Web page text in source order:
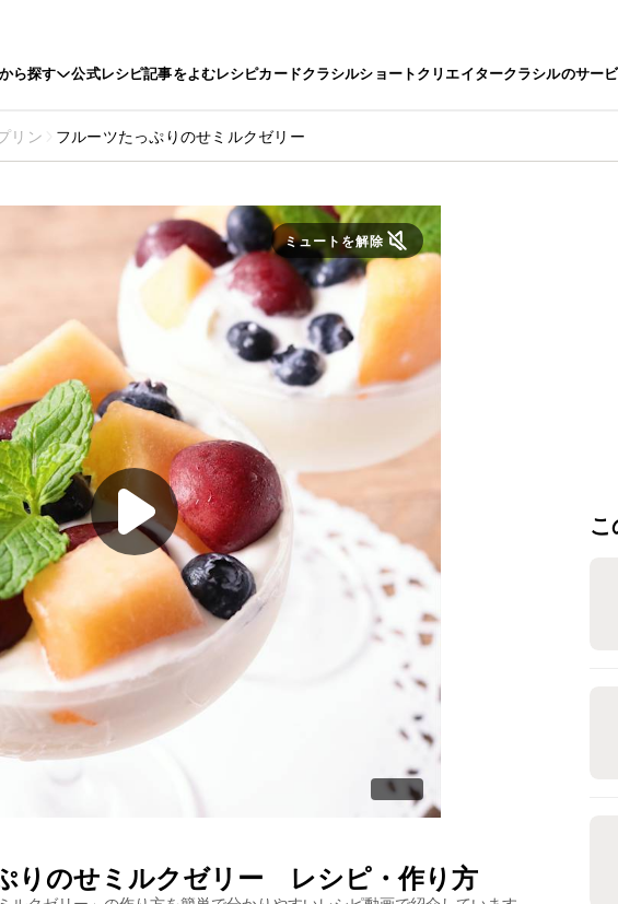
ら探す 公式レシピ記事をよむレシピカードクラシルショートクリエイタークラシルのサー
リン フルーツたっぷりのせミルクゼリー
ミュートを解除
りのせミルクゼリー レシピ・作り方